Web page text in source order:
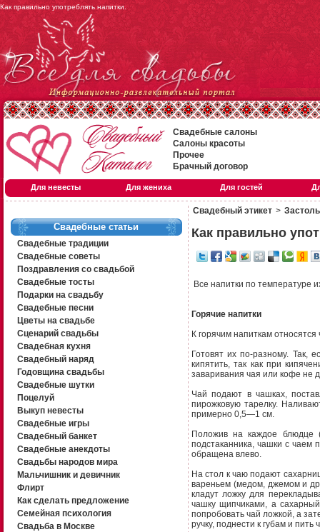
Как правильно употреблять напитки.
Свадебные салоны
Салоны красоты
Прочее
Брачный договор
Для невесты Для жениха Для гостей
Свадебные статьи
Свадебные традиции
Свадебные советы
Поздравления со свадьбой
Свадебные тосты
Подарки на свадьбу
Свадебные песни
Цветы на свадьбе
Сценарий свадьбы
Свадебная кухня
Свадебный наряд
Годовщина свадьбы
Свадебные шутки
Поцелуй
Выкуп невесты
Свадебные игры
Свадебный банкет
Свадебные анекдоты
Свадьбы народов мира
Мальчишник и девичник
Флирт
Как сделать предложение
Семейная психология
Свадьба в Москве
Свадебный этикет >
Как правильно
Все напитки по температуре
Горячие напитки
К горячим напиткам
Готовят их по-разному. Так,
кипятить, так как при
заваривания чая или кофе не
Чай подают в чашках,
пирожковую тарелку.
примерно 0,5—1 см.
Положив на каждое блюдце
подстаканника, чашки с чаем
обращена влево.
На стол к чаю подают
вареньем (медом, джемом и
кладут ложку для
чашку щипчиками, а
попробовать чай ложкой, а
ручку, поднести к губам и